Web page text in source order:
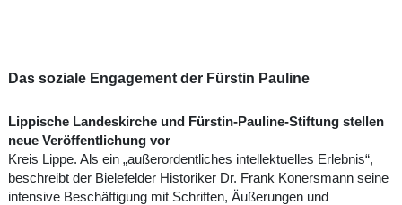
Das soziale Engagement der Fürstin Pauline
Lippische Landeskirche und Fürstin-Pauline-Stiftung stellen
neue Veröffentlichung vor
Kreis Lippe. Als ein „außerordentliches intellektuelles Erlebnis“,
beschreibt der Bielefelder Historiker Dr. Frank Konersmann seine
intensive Beschäftigung mit Schriften, Äußerungen und